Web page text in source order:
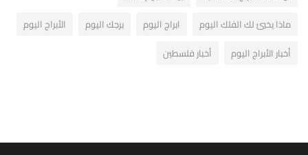
ماذا يخبئ لك الفلك اليوم
ابراج اليوم برجك اليوم
الأبراج اليوم
أخبار الأبراج اليوم
أخبار فلسطين